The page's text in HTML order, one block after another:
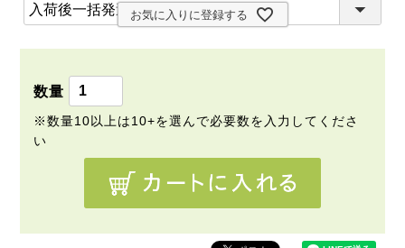
)
(
お気に入りに登録する